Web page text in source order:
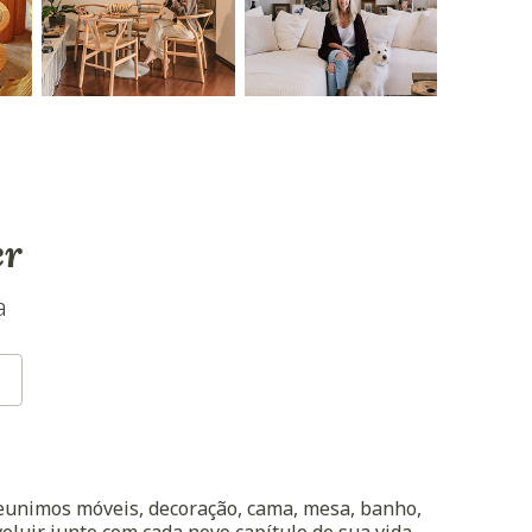
móveis, decoração, cama, mesa, banho,